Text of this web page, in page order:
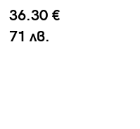
36.30 €
71 лв.